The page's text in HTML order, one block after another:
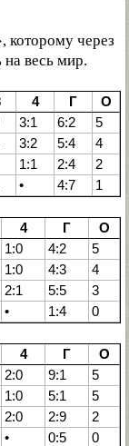
которому через
на весь мир.
4 Г
О
3:1 6:2
5
3:2 5:4
4
1:1 2:4
2
• 4:7 1
4 Г
О
1:0 4:2
5
1:0 4:3
4
2:1 5:5
3
• 1:4 0
4 Г
О
2:0 9:1
5
1:0 5:1
5
2:0 2:9
2
• 0:5 0